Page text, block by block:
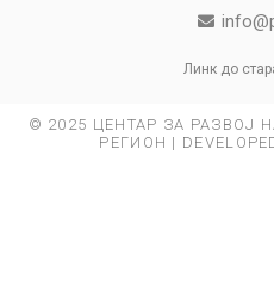
Линк до
© 2025 ЦЕНТАР ЗА РАЗВОЈ
РЕГИОН |